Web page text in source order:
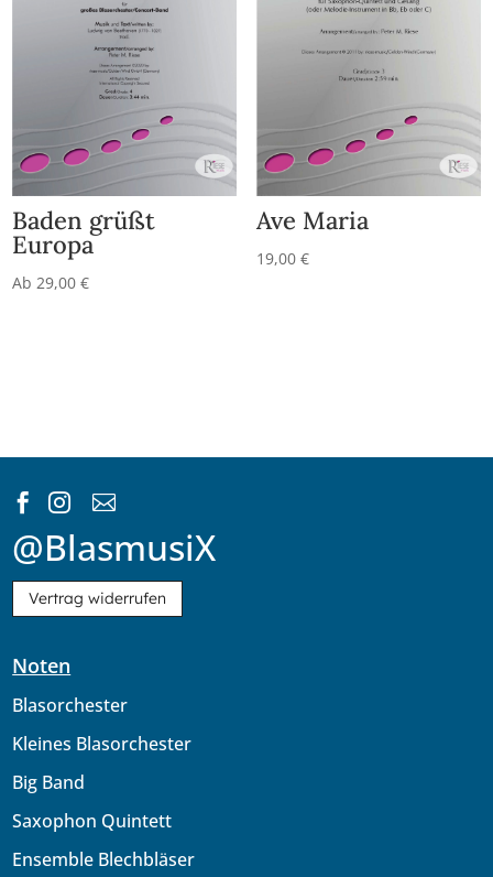
Baden grüßt
Europa
Ab 29,00€
Ave Maria
19,00 €
  
@BlasmusiX
Vertrag widerrufen
Noten
Blasorchester
Kleines Blasorchester
Big Band
Saxophon Quintett
Ensemble Blechbläser